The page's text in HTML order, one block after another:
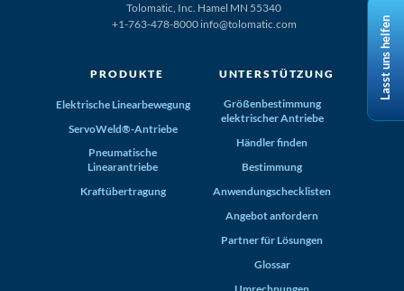
Tolomatic, Inc. Hamel MN 55340
+1-763-478-8000 info@tolomatic.com
PRODUKTE
Elektrische Linearbewegung
ServoWeld®-Antriebe
Pneumatische
Linearantriebe
Kraftübertragung
UNTERSTÜTZUNG
Größenbestimmung
elektrischer Antriebe
Händler finden
Bestimmung
Anwendungschecklisten
Angebot anfordern
Partner für Lösungen
Glossar
Lasst uns helfen